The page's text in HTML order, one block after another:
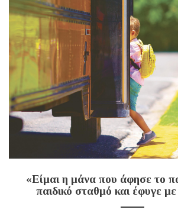
«Είμαι η μάνα που άφησε το
παιδικό σταθμό και έφυγε